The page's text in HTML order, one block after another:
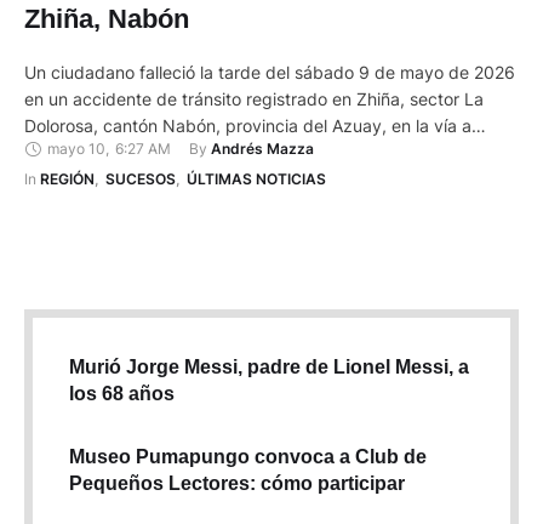
Zhiña, Nabón
Un ciudadano falleció la tarde del sábado 9 de mayo de 2026
en un accidente de tránsito registrado en Zhiña, sector La
Dolorosa, cantón Nabón, provincia del Azuay, en la vía a
Rosas. Según información preliminar de medios de
comunicación locales, una camioneta perdió el control y se
mayo 10 6:27 AM By Andrés Mazza
In REGIÓN, SUCESOS, ÚLTIMAS NOTICIAS
Murió Jorge Messi, padre de Lionel Messi, a
los 68 años
Museo Pumapungo convoca a Club de
Pequeños Lectores: cómo participar